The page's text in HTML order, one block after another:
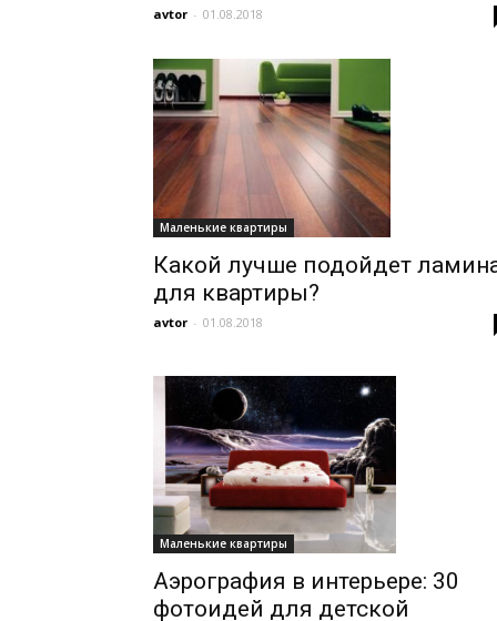
avtor - 01.08.2018
Маленькие квартиры
Какой лучше подойдет
для квартиры?
avtor - 01.08.2018
Маленькие квартиры
Аэрография в интерьере: 30
фотоидей для детской